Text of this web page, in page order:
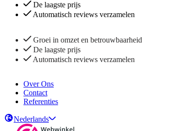
De laagste prijs
Automatisch reviews verzamelen
Groei in omzet en betrouwbaarheid
De laagste prijs
Automatisch reviews verzamelen
Over Ons
Contact
Referenties
Nederlands